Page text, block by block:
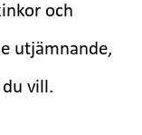
och
utjämnande,
vill.